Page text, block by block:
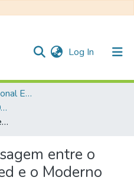
Log In (current)
Repositório Institucional EESC
Teses e Dissertações (BDTD USP)
Arquitetura da paisagem entre o Pinturesco, Olmsted e o Moderno
entre o
e o Moderno